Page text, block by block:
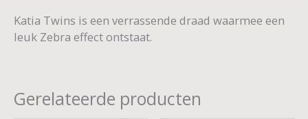
Katia Twins is een verrassende draad waarmee een
leuk Zebra effect ontstaat.
Gerelateerde producten